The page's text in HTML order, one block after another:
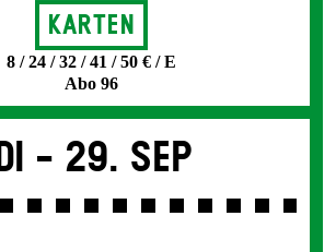
Karten
8 / 24 / 32 / 41 / 50 € / E
Abo 96
Di - 29. Sep